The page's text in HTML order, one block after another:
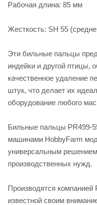
Рабочая длина: 85 мм
Жесткость: SH 55
Эти бильные пальцы
индейки и другой птицы,
качественное удаление
штук, что делает их
оборудование любого
Бильные пальцы PR499-
машинами HobbyFarm
универсальным
производственных нужд.
Производятся компанией
известной своим